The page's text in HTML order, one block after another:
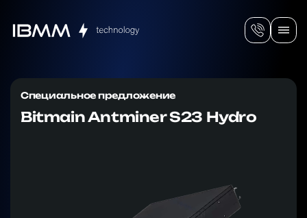
Специальное предложение
Bitmain Antminer S23 Hydro